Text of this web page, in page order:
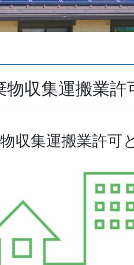
物収集運搬業許
収集運搬業許可